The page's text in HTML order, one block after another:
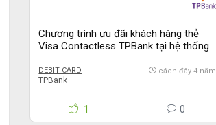
Chương trình ưu đãi khách hàng thẻ
Visa Contactless TPBank tại hệ thống
DEBIT CARD
TPBank
cách đây 4 năm
1 0